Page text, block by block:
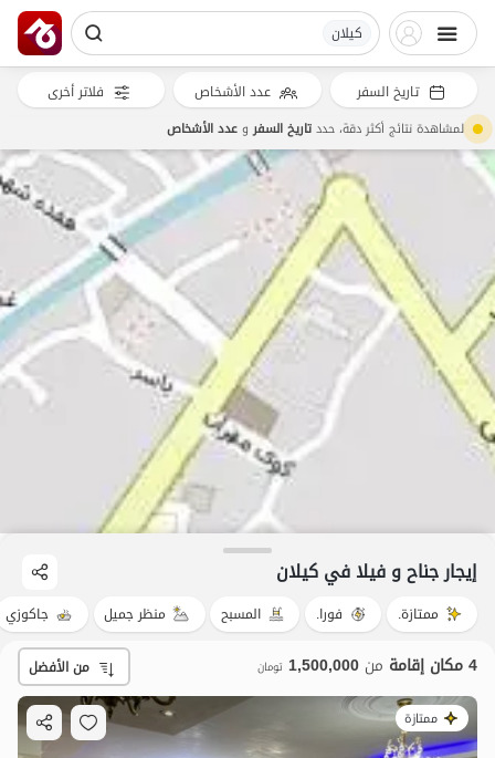
کیلان
إيجار جناح و فيلا في کیلان
ممتازة. فورا. المسبح منظر جميل جاكوزي
4 مكان إقامة من 1,500,000 تومان من الأفضل
ممتازة
تاريخ السفر عدد الأشخاص فلاتر أخرى
لمشاهدة نتائج أكثر دقة، حددتاريخ السفروعدد الأشخاص